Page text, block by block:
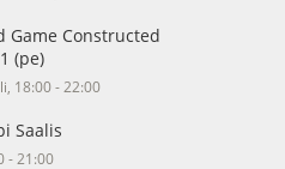
Game Constructed
(pe)
18:00 - 22:00
Saalis
- 21:00